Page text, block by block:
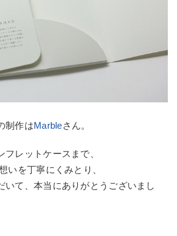
制作はMarbleさん。
フレットケースまで、
いを丁寧にくみとり、
いて、本当にありがとうございまし